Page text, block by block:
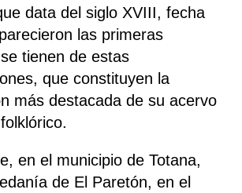
data del siglo XVIII, fecha
las primeras
tienen de estas
que constituyen la
más destacada de su acervo
en el municipio de Totana,
de El Paretón, en el